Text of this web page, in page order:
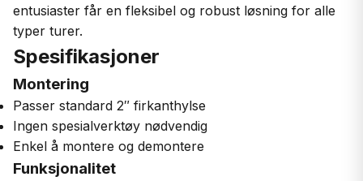
entusiaster får en fleksibel og robust løsning for alle
typer turer.
Spesifikasjoner
Montering
Passer standard 2″ firkanthylse
Ingen spesialverktøy nødvendig
Enkel å montere og demontere
Funksjonalitet